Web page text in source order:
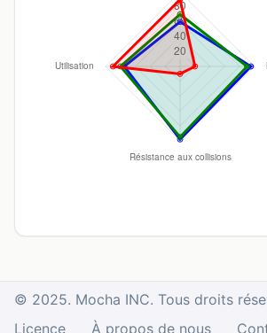
© 2025. Mocha INC. Tous droits
Licence
À propos de nous